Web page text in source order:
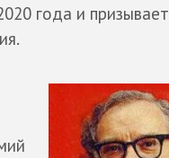
года и призывает